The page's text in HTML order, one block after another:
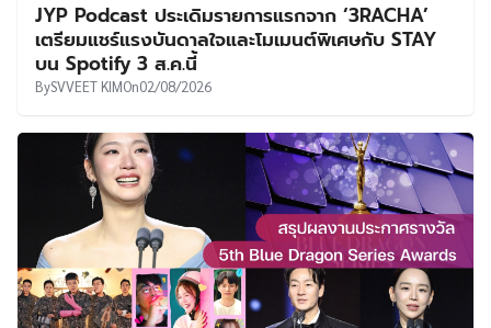
JYP Podcast ประเดิมรายการแรกจาก ‘3RACHA’
เตรียมแชร์แรงบันดาลใจและโมเมนต์พิเศษกับ STAY
บน Spotify 3 ส.ค.นี้
BySVVEET KIMOn02/08/2026